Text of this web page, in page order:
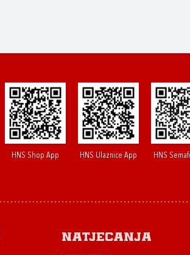
HNS Shop App HNS Ulaznice App HNS
Natjecanja